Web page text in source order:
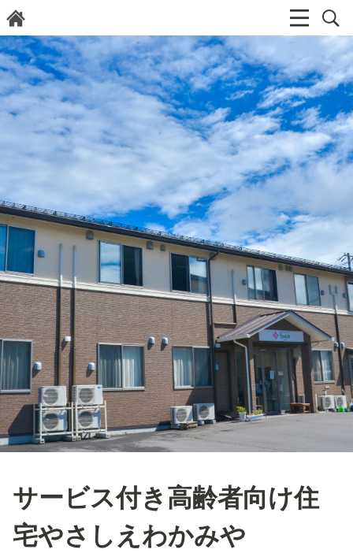
サービス付き高齢者向け住
宅やさしえわかみや